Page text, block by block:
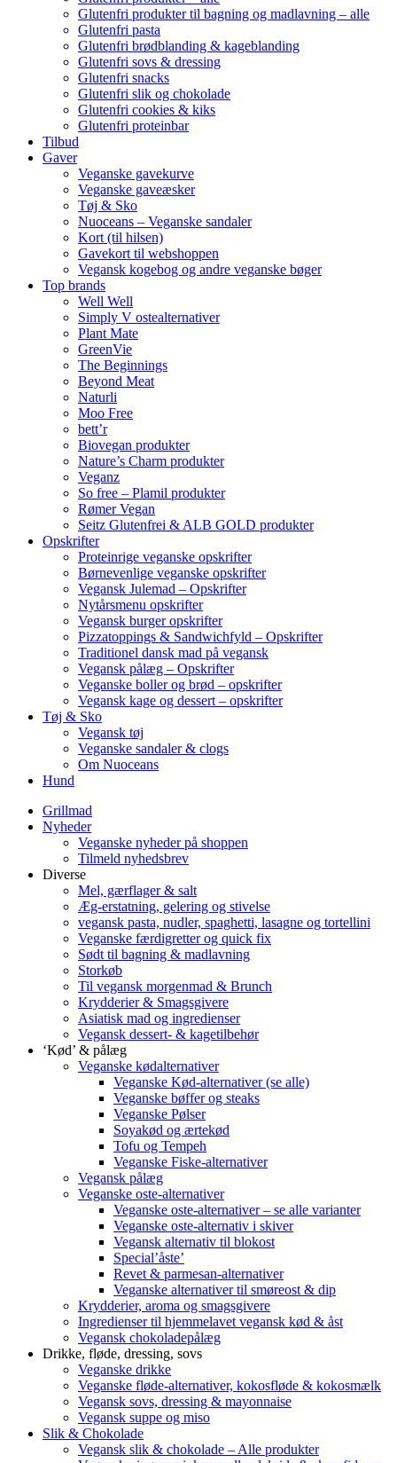
Glutenfri produkter til bagning og madlavning – alle
Glutenfri pasta
Glutenfri brødblanding & kageblanding
Glutenfri sovs & dressing
Glutenfri snacks
Glutenfri slik og chokolade
Glutenfri cookies & kiks
Glutenfri proteinbar
Tilbud
Gaver
Veganske gavekurve
Veganske gaveæsker
Tøj & Sko
Nuoceans – Veganske sandaler
Kort (til hilsen)
Gavekort til webshoppen
Vegansk kogebog og andre veganske bøger
Top brands
Well Well
Simply V ostealternativer
Plant Mate
GreenVie
The Beginnings
Beyond Meat
Naturli
Moo Free
bett’r
Biovegan produkter
Nature’s Charm produkter
Veganz
So free – Plamil produkter
Rømer Vegan
Seitz Glutenfrei & ALB GOLD produkter
Opskrifter
Proteinrige veganske opskrifter
Børnevenlige veganske opskrifter
Vegansk Julemad – Opskrifter
Nytårsmenu opskrifter
Vegansk burger opskrifter
Pizzatoppings & Sandwichfyld – Opskrifter
Traditionel dansk mad på vegansk
Vegansk pålæg – Opskrifter
Veganske boller og brød – opskrifter
Vegansk kage og dessert – opskrifter
Tøj & Sko
Vegansk tøj
Veganske sandaler & clogs
Om Nuoceans
Hund
Grillmad
Nyheder
Veganske nyheder på shoppen
Tilmeld nyhedsbrev
Diverse
Mel, gærflager & salt
Æg-erstatning, gelering og stivelse
vegansk pasta, nudler, spaghetti, lasagne og tortellini
Veganske færdigretter og quick fix
Sødt til bagning & madlavning
Storkøb
Til vegansk morgenmad & Brunch
Krydderier & Smagsgivere
Asiatisk mad og ingredienser
Vegansk dessert- & kagetilbehør
‘Kød’ & pålæg
Veganske kødalternativer
Veganske Kød-alternativer (se alle)
Veganske bøffer og steaks
Veganske Pølser
Soyakød og ærtekød
Tofu og Tempeh
Veganske Fiske-alternativer
Vegansk pålæg
Veganske oste-alternativer
Veganske oste-alternativer – se alle varianter
Veganske oste-alternativ i skiver
Vegansk alternativ til blokost
Special’åste’
Revet & parmesan-alternativer
Veganske alternativer til smøreost & dip
Krydderier, aroma og smagsgivere
Ingredienser til hjemmelavet vegansk kød & åst
Vegansk chokoladepålæg
Drikke, fløde, dressing, sovs
Veganske drikke
Veganske fløde-alternativer, kokosfløde & kokosmælk
Vegansk sovs, dressing & mayonnaise
Vegansk suppe og miso
Slik & Chokolade
Vegansk slik & chokolade – Alle produkter